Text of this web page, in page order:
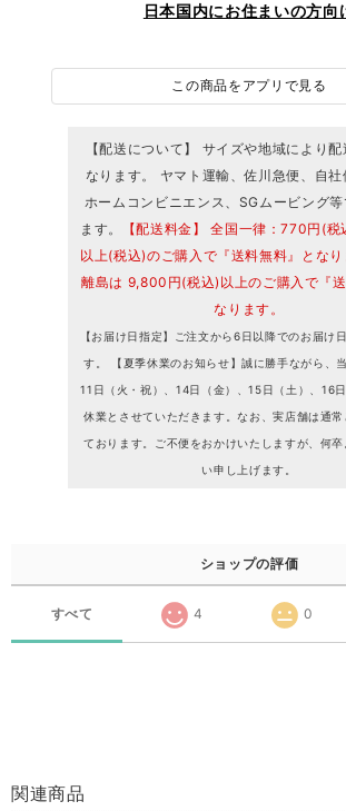
日本国内にお住まいの方向
この商品をアプリで見る
【配送について】 サイズや地域により
なります。 ヤマト運輸、佐川急便、自社
ホームコンビニエンス、SGムービング等
ます。
【配送料金】 全国一律：770円(
以上(税込)のご購入で『送料無料』とな
離島は 9,800円(税込)以上のご購入で『
なります。
【お届け日指定】ご注文から6日以降でのお届け
す。 【夏季休業のお知らせ】誠に勝手ながら、
11日（火・祝）、14日（金）、15日（土）、16
休業とさせていただきます。なお、実店舗は通常
ております。ご不便をおかけいたしますが、何
い申し上げます。
ショップの評価
すべて 4 0
関連商品